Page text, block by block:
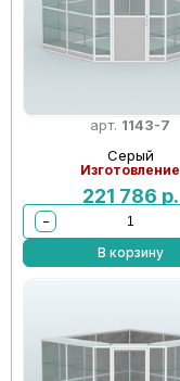
арт. 1143-7
Серый
Изготовление
221 786 р.
−
В корзину